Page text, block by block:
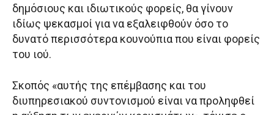
δημόσιους και ιδιωτικούς φορείς, θα γίνουν
ιδίως ψεκασμοί για να εξαλειφθούν όσο το
δυνατό περισσότερα κουνούπια που είναι φορείς
του ιού.
Σκοπός «αυτής της επέμβασης και του
διυπηρεσιακού συντονισμού είναι να προληφθεί